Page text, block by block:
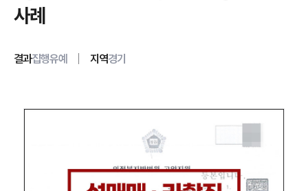
사례
결과집행유예 지역경기